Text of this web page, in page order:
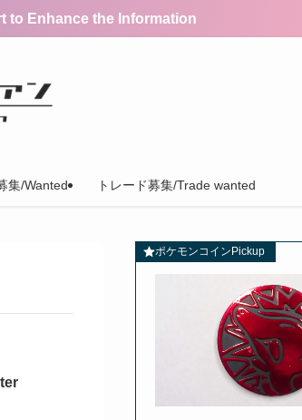
to Enhance the Information
集/Wanted トレード募集/Trade wanted
ポケモンコインPickup